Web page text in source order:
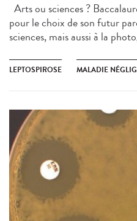
Arts ou sciences ?
pour le choix de son futur
sciences, mais aussi à la
LEPTOSPIROSE MALADIE